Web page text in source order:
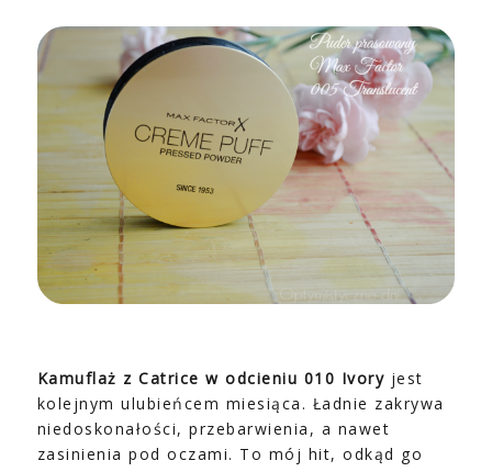
Kamuflaż z Catrice w odcieniu 010 Ivory jest
kolejnym ulubieńcem miesiąca. Ładnie zakrywa
niedoskonałości, przebarwienia, a nawet
zasinienia pod oczami. To mój hit, odkąd go